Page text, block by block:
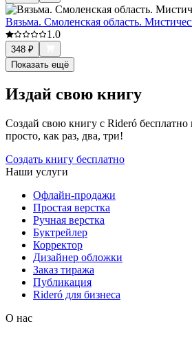
Вязьма. Смоленская область.
1.0
348 ₽
Показать ещё
Издай свою книгу
Создай свою книгу с Rideró бесплатно
просто, как раз, два, три!
Создать книгу бесплатно
Наши услуги
Офлайн-продажи
Простая верстка
Ручная верстка
Буктрейлер
Корректор
Дизайнер обложки
Заказ тиража
Публикация
Rideró для бизнеса
О нас